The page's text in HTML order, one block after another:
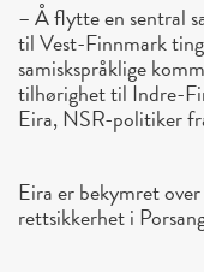
– Å flytte en sentral
til Vest-Finnmark
samiskspråklige
tilhørighet til Indre-
Eira, NSR-politiker
Eira er bekymret
rettsikkerhet i